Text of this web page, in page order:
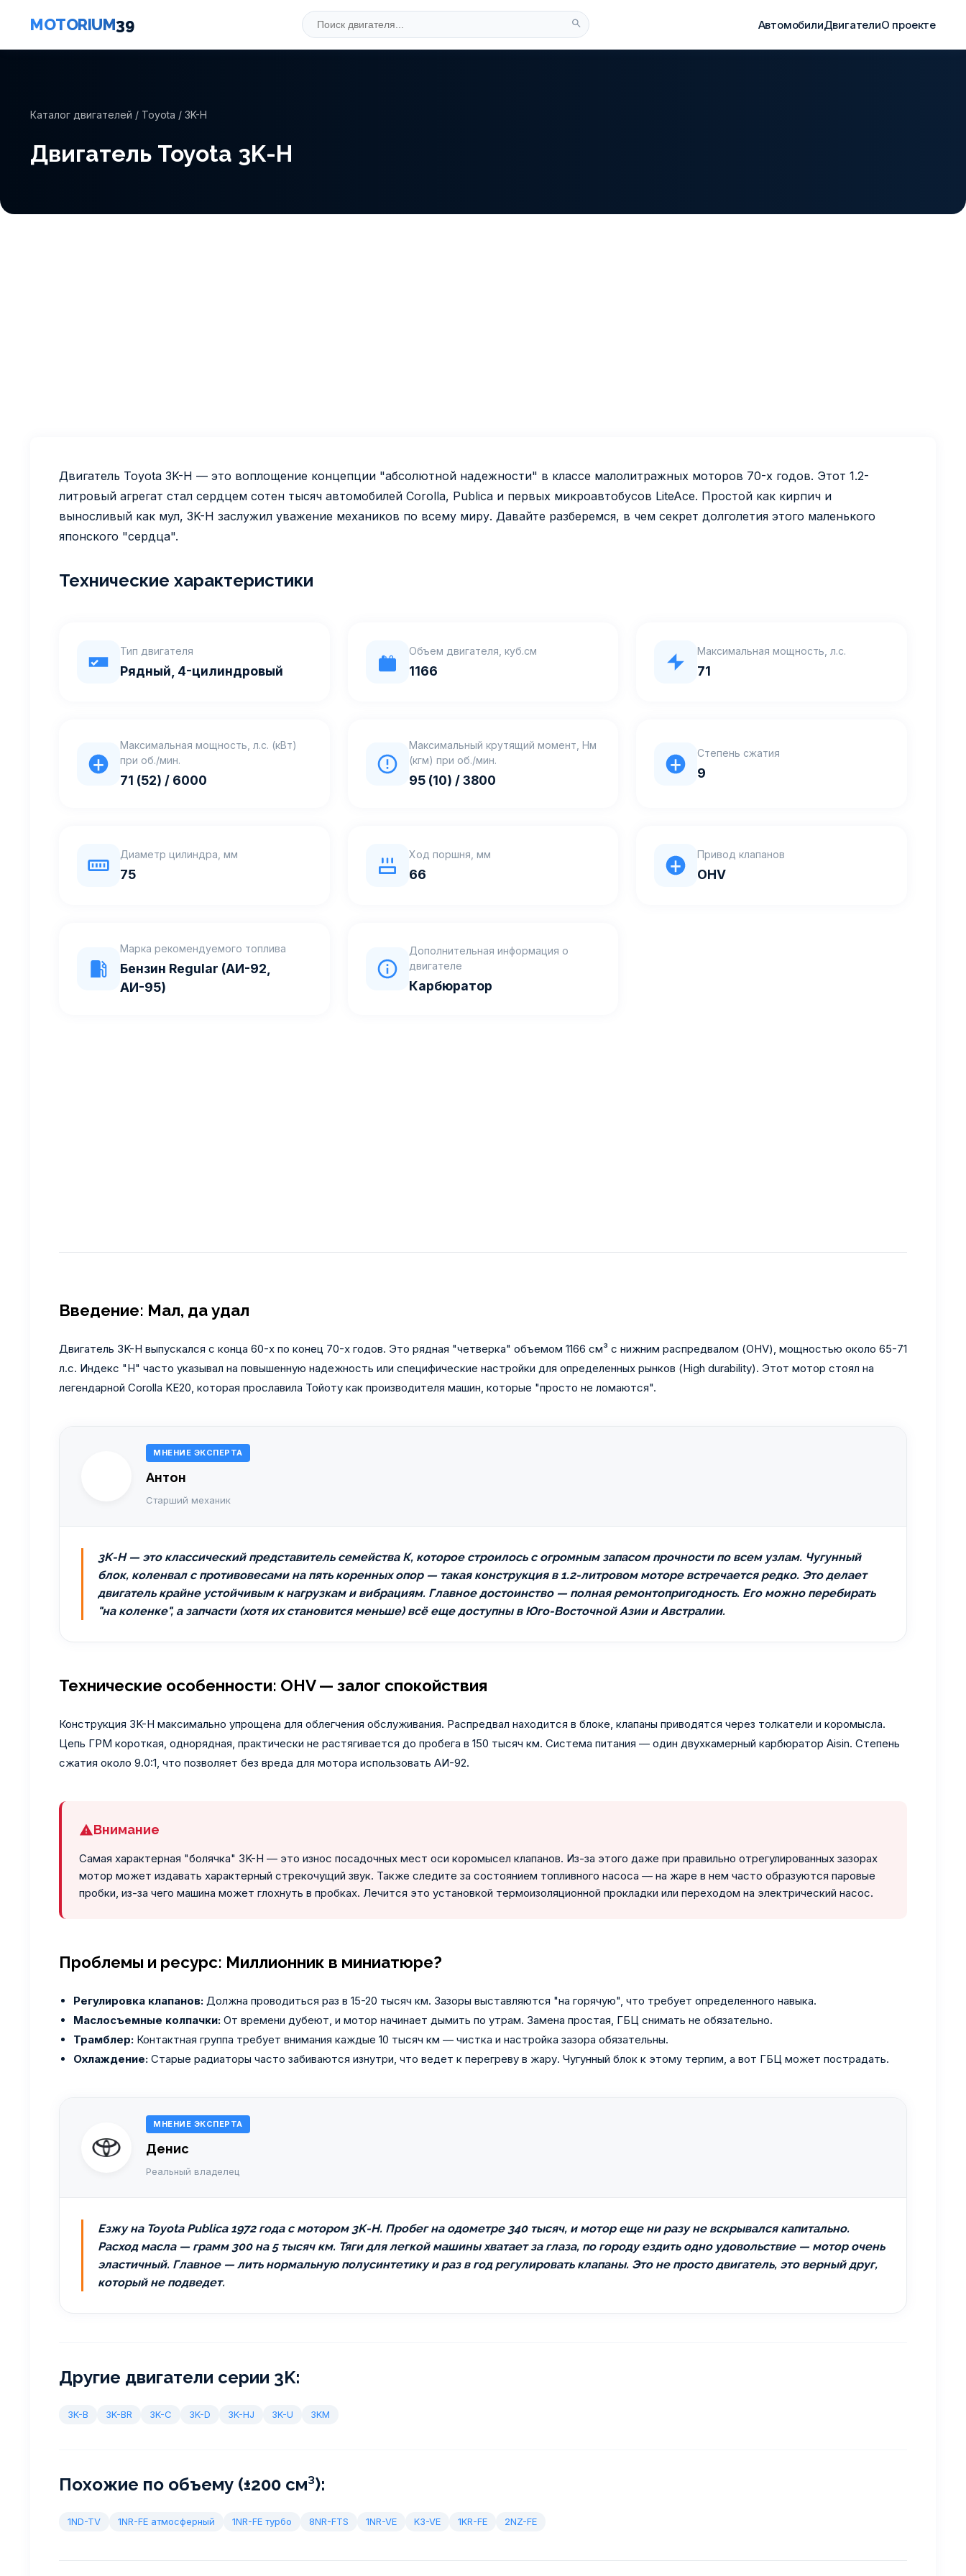
MOTORIUM39 АвтомобилиДвигателиО проекте
Каталог двигателей / Toyota / 3K-H
Двигатель Toyota 3K-H
Двигатель Toyota 3K-H — это воплощение концепции "абсолютной надежности" в классе малолитражных моторов 70-х годов. Этот 1.2-
литровый агрегат стал сердцем сотен тысяч автомобилей Corolla, Publica и первых микроавтобусов LiteAce. Простой как кирпич и
выносливый как мул, 3K-H заслужил уважение механиков по всему миру. Давайте разберемся, в чем секрет долголетия этого маленького
японского "сердца".
Технические характеристики
Тип двигателя
Рядный, 4-цилиндровый
Объем двигателя, куб.см
1166
Максимальная мощность, л.с.
71
Максимальная мощность, л.с. (кВт)
при об./мин.
71 (52) / 6000
Максимальный крутящий момент, Нм
(кгм) при об./мин.
95 (10) / 3800
Степень сжатия
9
Диаметр цилиндра, мм
75
Ход поршня, мм
66
Привод клапанов
OHV
Марка рекомендуемого топлива
Бензин Regular (АИ-92,
АИ-95)
Дополнительная информация о
двигателе
Карбюратор
Введение: Мал, да удал
Двигатель 3K-H выпускался с конца 60-х по конец 70-х годов. Это рядная "четверка" объемом 1166 см³ с нижним распредвалом (OHV), мощностью около 65-71
л.с. Индекс "H" часто указывал на повышенную надежность или специфические настройки для определенных рынков (High durability). Этот мотор стоял на
легендарной Corolla KE20, которая прославила Тойоту как производителя машин, которые "просто не ломаются".
МНЕНИЕ ЭКСПЕРТА
Антон
Старший механик
3K-H — это классический представитель семейства К, которое строилось с огромным запасом прочности по всем узлам. Чугунный
блок, коленвал с противовесами на пять коренных опор — такая конструкция в 1.2-литровом моторе встречается редко. Это делает
двигатель крайне устойчивым к нагрузкам и вибрациям. Главное достоинство — полная ремонтопригодность. Его можно перебирать
"на коленке", а запчасти (хотя их становится меньше) всё еще доступны в Юго-Восточной Азии и Австралии.
Технические особенности: OHV — залог спокойствия
Конструкция 3K-H максимально упрощена для облегчения обслуживания. Распредвал находится в блоке, клапаны приводятся через толкатели и коромысла.
Цепь ГРМ короткая, однорядная, практически не растягивается до пробега в 150 тысяч км. Система питания — один двухкамерный карбюратор Aisin. Степень
сжатия около 9.0:1, что позволяет без вреда для мотора использовать АИ-92.
Внимание
Самая характерная "болячка" 3K-H — это износ посадочных мест оси коромысел клапанов. Из-за этого даже при правильно отрегулированных зазорах
мотор может издавать характерный стрекочущий звук. Также следите за состоянием топливного насоса — на жаре в нем часто образуются паровые
пробки, из-за чего машина может глохнуть в пробках. Лечится это установкой термоизоляционной прокладки или переходом на электрический насос.
Проблемы и ресурс: Миллионник в миниатюре?
Регулировка клапанов: Должна проводиться раз в 15-20 тысяч км. Зазоры выставляются "на горячую", что требует определенного навыка.
Маслосъемные колпачки: От времени дубеют, и мотор начинает дымить по утрам. Замена простая, ГБЦ снимать не обязательно.
Трамблер: Контактная группа требует внимания каждые 10 тысяч км — чистка и настройка зазора обязательны.
Охлаждение: Старые радиаторы часто забиваются изнутри, что ведет к перегреву в жару. Чугунный блок к этому терпим, а вот ГБЦ может пострадать.
МНЕНИЕ ЭКСПЕРТА
Денис
Реальный владелец
Езжу на Toyota Publica 1972 года с мотором 3K-H. Пробег на одометре 340 тысяч, и мотор еще ни разу не вскрывался капитально.
Расход масла — грамм 300 на 5 тысяч км. Тяги для легкой машины хватает за глаза, по городу ездить одно удовольствие — мотор очень
эластичный. Главное — лить нормальную полусинтетику и раз в год регулировать клапаны. Это не просто двигатель, это верный друг,
который не подведет.
Другие двигатели серии 3K:
3K-B 3K-BR 3K-C 3K-D 3K-HJ 3K-U 3KM
Похожие по объему (±200 см³):
1ND-TV 1NR-FE атмосферный 1NR-FE турбо 8NR-FTS 1NR-VE K3-VE 1KR-FE 2NZ-FE